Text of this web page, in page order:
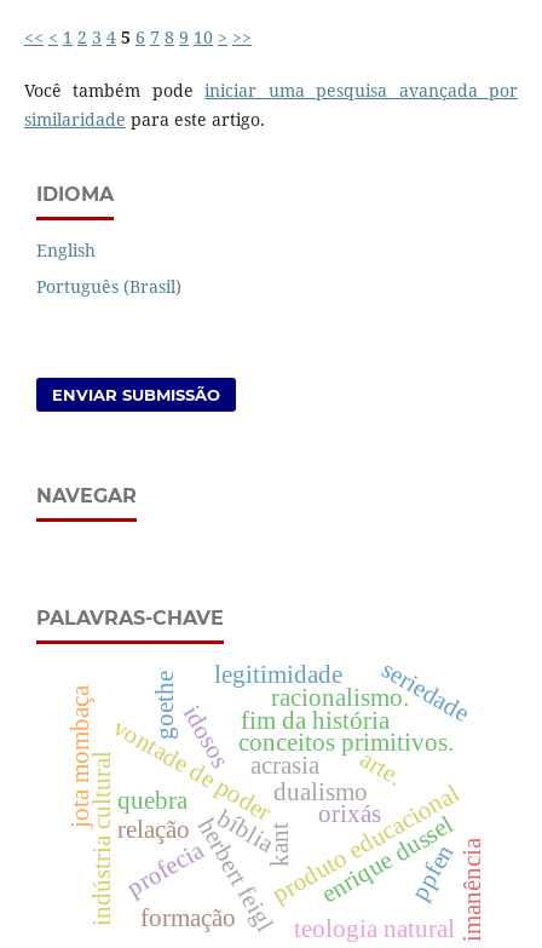
<< < 1 2 3 4 5 6 7 8 9 10 > >>
Você também podeiniciar uma pesquisa avançada por
similaridade para este artigo.
IDIOMA
English
Português (Brasil)
ENVIAR SUBMISSÃO
NAVEGAR
PALAVRAS-CHAVE
kant
herbert feigl
bíblia
profecia produto educacional
relação
vontade de poderacrasia
formação
indústria cultural
conceitos primitivos.
fim da história
idosos
enrique dussel
arte.
racionalismo.
teologia natural
legitimidade
goethe
dualismo
imanência
seriedade
jota mombaça quebra
ppfen
orixás